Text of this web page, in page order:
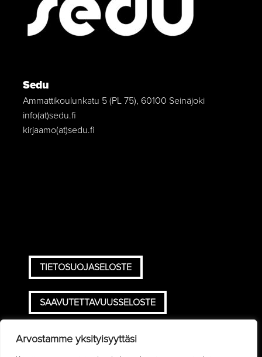
Arvostamme yksityisyyttäsi
Sedu
Ammattikoulunkatu 5 (PL 75), 60100 Seinäjoki
info(at)sedu.fi
kirjaamo(at)sedu.fi
TIETOSUOJASELOSTE
SAAVUTETTAVUUSSELOSTE
TOIMITUSEHDOT